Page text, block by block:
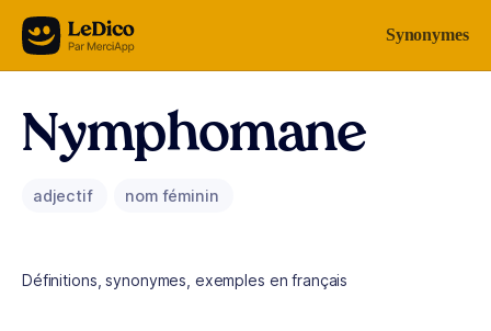
Aller au contenu Synonymes
Nymphomane
adjectif nom féminin
Définitions, synonymes, exemples en français